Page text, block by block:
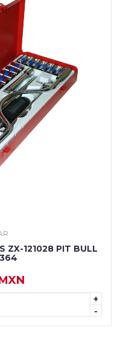
ZX-121028 PIT BULL
+
-